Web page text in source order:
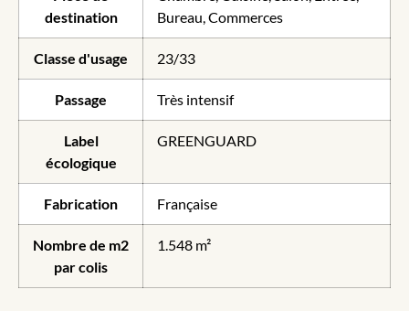
destination
Bureau, Commerces
Classe d'usage 23/33
Passage Très intensif
Label
écologique
GREENGUARD
Fabrication Française
Nombre de m2
par colis
1.548 m²